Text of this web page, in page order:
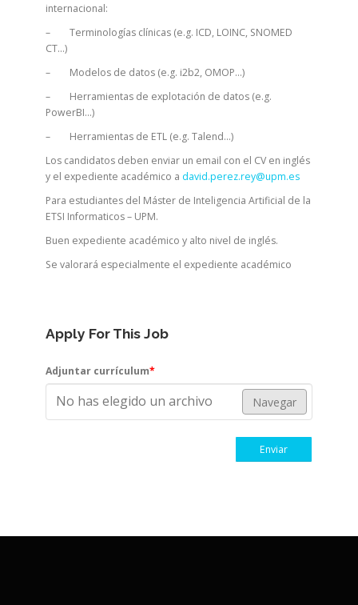
internacional:
– Terminologías clínicas (e.g. ICD, LOINC, SNOMED
CT…)
– Modelos de datos (e.g. i2b2, OMOP…)
– Herramientas de explotación de datos (e.g.
PowerBI…)
– Herramientas de ETL (e.g. Talend…)
Los candidatos deben enviar un email con el CV en inglés
y el expediente académico a david.perez.rey@upm.es
Para estudiantes del Máster de Inteligencia Artificial de la
ETSI Informaticos – UPM.
Buen expediente académico y alto nivel de inglés.
Se valorará especialmente el expediente académico
Apply For This Job
Adjuntar currículum*
No has elegido un archivo Navegar
Enviar